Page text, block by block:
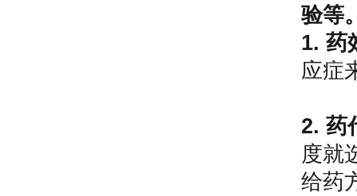
验等
1. 药
应症
2. 药
度就
给药